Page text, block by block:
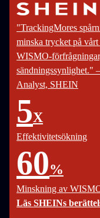
"TrackingMores
minska trycket på
WISMO-
sändningssynlighet."
Analyst, SHEIN
5X
Effektivitetsökning
60%
Minskning av
Läs SHEINs